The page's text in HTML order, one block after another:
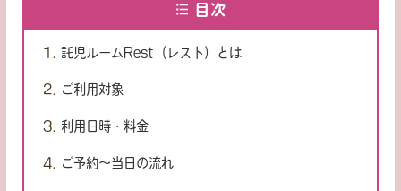
目次
託児ルームRest（レスト）とは
ご利用対象
利用日時・料金
ご予約〜当日の流れ